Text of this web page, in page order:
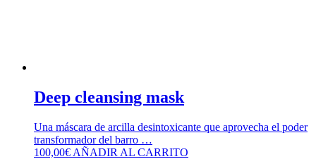
Deep cleansing mask
Una máscara de arcilla desintoxicante que aprovecha el poder
transformador del barro …
100,00€ AÑADIR AL CARRITO